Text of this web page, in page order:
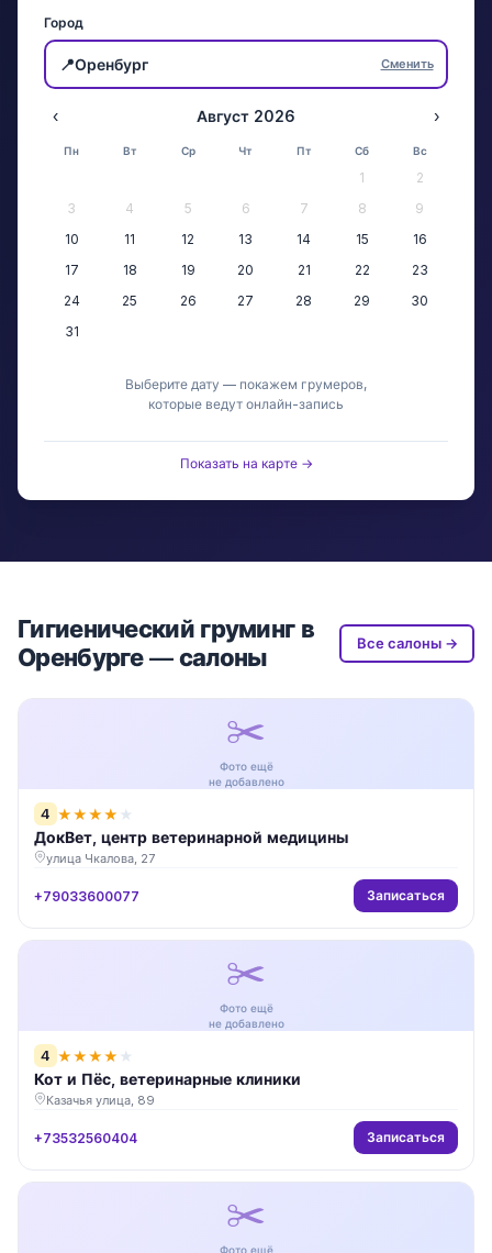
Город
📍Оренбург Сменить
‹ Август 2026 ›
Пн Вт Ср Чт Пт Сб Вс
1
2
3
4 5 6 7 8
9
10
11 12 13 14 15
16
17
18 19 20 21 22
23
24
25 26 27 28 29
30
31
Выберите дату — покажем грумеров,
которые ведут онлайн-запись
Показать на карте →
Гигиенический груминг в
Оренбурге — салоны
Все салоны →
✂️
Фото ещё
не добавлено
4 ★★★★ ★
ДокВет, центр ветеринарной медицины
улица Чкалова, 27
+79033600077 Записаться
✂️
Фото ещё
не добавлено
4 ★★★★ ★
Кот и Пёс, ветеринарные клиники
Казачья улица, 89
+73532560404 Записаться
✂️
Фото ещё